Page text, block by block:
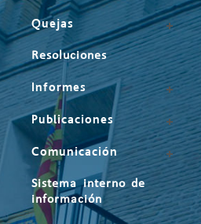
Quejas
Resoluciones
Informes
Publicaciones
Comunicación
Sistema interno de
información